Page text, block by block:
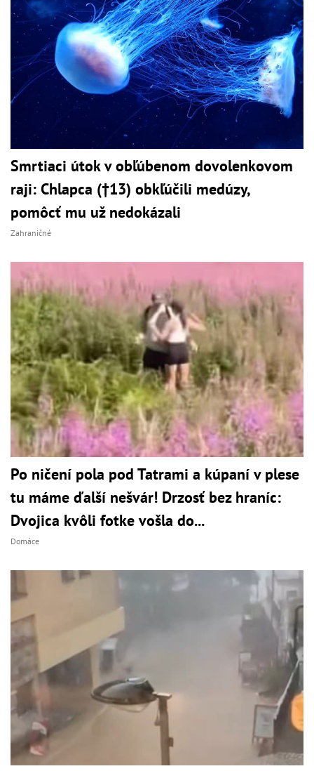
Smrtiaci útok v obľúbenom dovolenkovom
raji: Chlapca (†13) obkľúčili medúzy,
pomôcť mu už nedokázali
Zahraničné
Po ničení pola pod Tatrami a kúpaní v plese
tu máme ďalší nešvár! Drzosť bez hraníc:
Dvojica kvôli fotke vošla do...
Domáce